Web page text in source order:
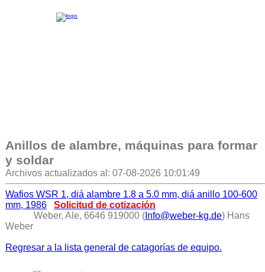
Anillos de alambre, máquinas para formar
y soldar
Archivos actualizados al: 07-08-2026 10:01:49
Wafios WSR 1, diá alambre 1.8 a 5.0 mm, diá anillo 100-600
mm, 1986
Solicitud de cotización
Weber, Ale, 6646 919000 (Info@weber-kg.de) Hans
Weber
Regresar a la lista general de catagorías de equipo.